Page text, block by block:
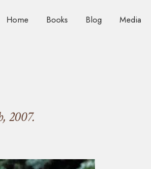
Home Books Blog Media
2007.